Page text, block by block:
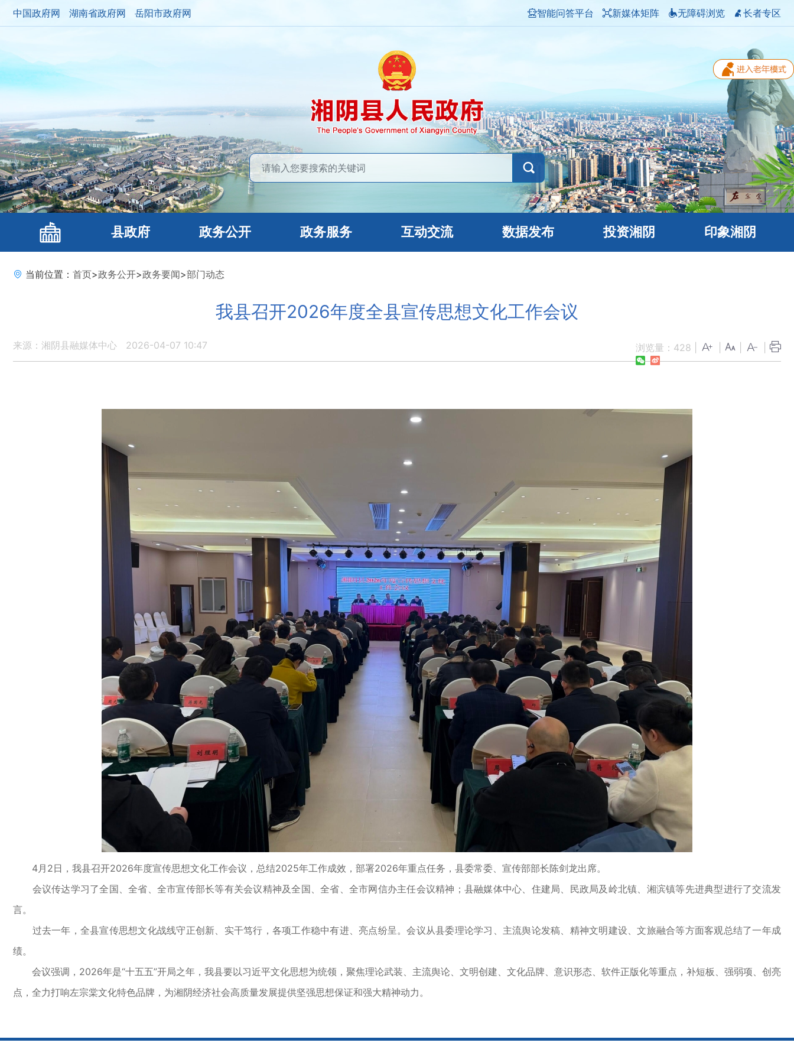
中国政府网 湖南省政府网 岳阳市政府网 智能问答平台 新媒体矩阵 无障碍浏览 长者专区
县政府 政务公开 政务服务 互动交流 数据发布 投资湘阴 印象湘阴
当前位置： 首页>政务公开>政务要闻>部门动态
我县召开2026年度全县宣传思想文化工作会议
来源：湘阴县融媒体中心 2026-04-07 10:47 浏览量： 428
4月2日，我县召开2026年度宣传思想文化工作会议，总结2025年工作成效，部署2026年重点任务，县委常委、宣传部部长陈剑龙出席。
会议传达学习了全国、全省、全市宣传部长等有关会议精神及全国、全省、全市网信办主任会议精神；县融媒体中心、住建局、民政局及岭北镇、湘滨镇等先进典型进行了交流发
言。
过去一年，全县宣传思想文化战线守正创新、实干笃行，各项工作稳中有进、亮点纷呈。会议从县委理论学习、主流舆论发稿、精神文明建设、文旅融合等方面客观总结了一年成
绩。
会议强调，2026年是“十五五”开局之年，我县要以习近平文化思想为统领，聚焦理论武装、主流舆论、文明创建、文化品牌、意识形态、软件正版化等重点，补短板、强弱项、创亮
点，全力打响左宗棠文化特色品牌，为湘阴经济社会高质量发展提供坚强思想保证和强大精神动力。